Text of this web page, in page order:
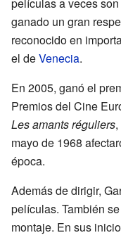
películas a veces
ganado un gran
reconocido en
el deVenecia.
En 2005, ganó el
Premios del Cine
Les amants réguliers
mayo de 1968
época.
Además de dirigir,
películas. También
montaje. En sus